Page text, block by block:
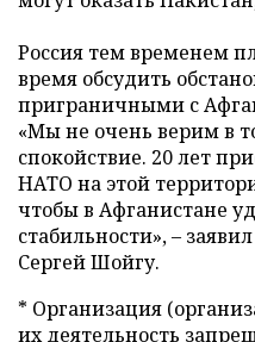
Россия тем временем
время обсудить
приграничными с
«Мы не очень верим в
спокойствие. 20 лет
НАТО на этой
чтобы в Афганистане
стабильности», –
Сергей Шойгу.
* Организация
их деятельность